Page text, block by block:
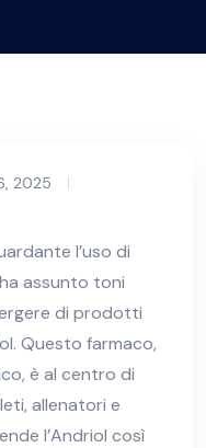
2025
l’uso di
assunto toni
di prodotti
Questo farmaco,
è al centro di
allenatori e
l’Andriol così